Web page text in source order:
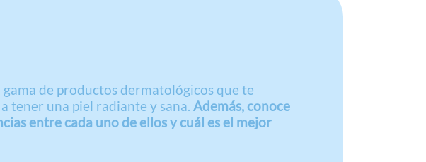
gama de productos dermatológicos que te
tener una piel radiante y sana. Además, conoce
entre cada uno de ellos y cuál es el mejor